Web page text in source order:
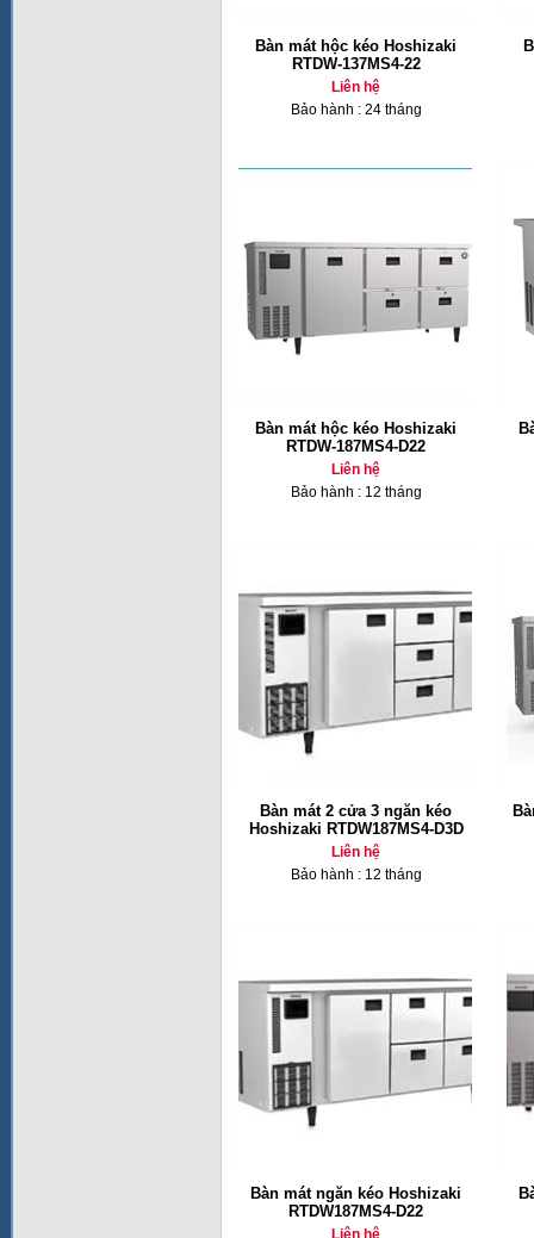
Bàn mát hộc kéo Hoshizaki
RTDW-137MS4-22
Liên hệ
Bảo hành : 24 tháng
Bàn mát hộc kéo Hoshizaki
RTDW-187MS4-D22
Liên hệ
Bảo hành : 12 tháng
Bàn mát 2 cửa 3 ngăn kéo
Hoshizaki RTDW187MS4-D3D
Liên hệ
Bảo hành : 12 tháng
Bàn mát ngăn kéo Hoshizaki
RTDW187MS4-D22
Liên hệ